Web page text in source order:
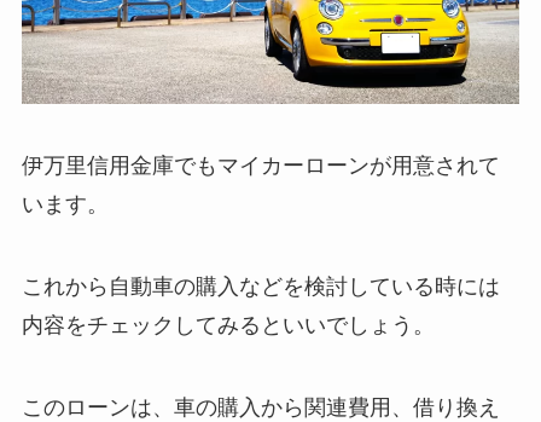
伊万里信用金庫でもマイカーローンが用意されて
います。
これから自動車の購入などを検討している時には
内容をチェックしてみるといいでしょう。
このローンは、車の購入から関連費用、借り換え